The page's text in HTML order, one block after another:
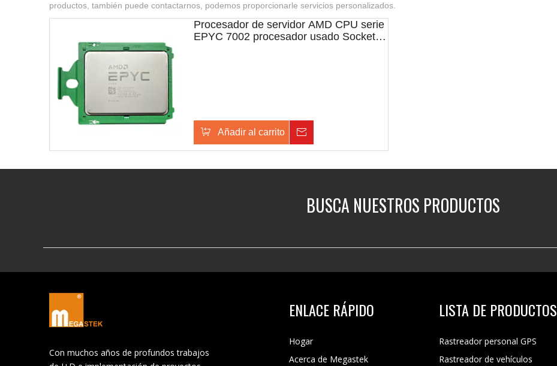
productos, también puede contactarnos, podemos proporcionarle servicios personalizados.
Procesador de servidor AMD CPU serie
EPYC 7002 procesador usado Socket
Añadir al carrito
BUSCA NUESTROS PRODUCTOS
Con muchos años de profundos trabajos
ENLACE RÁPIDO LISTA DE PRODUCTOS
Hogar
Acerca de Megastek
Rastreador personal GPS
Rastreador de vehículos